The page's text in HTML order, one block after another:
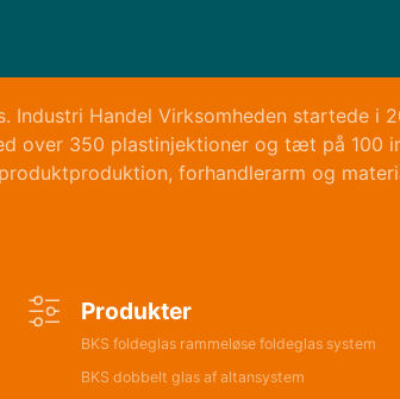
Industri Handel Virksomheden startede
over 350 plastinjektioner og tæt på 100
forhandlerarm og
Produkter
BKS foldeglas rammeløse foldeglas system
BKS dobbelt glas af altansystem